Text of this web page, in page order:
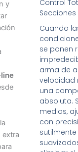
Control
Cuando
se ponen
arma de
velocidad
una
absoluta.
medios,
con
sutilmente
y
extra